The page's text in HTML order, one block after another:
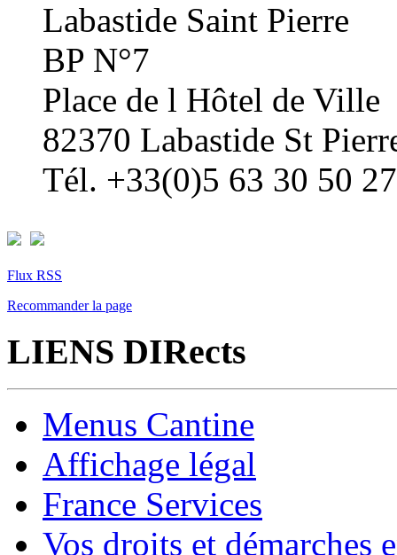
Labastide Saint Pierre
BP N°7
Place de l Hôtel de Ville
82370 Labastide St
Tél. +33(0)5 63 30 50 27
Flux RSS
Recommander la page
LIENS DIRects
Menus Cantine
Affichage légal
France Services
Vos droits et démarches